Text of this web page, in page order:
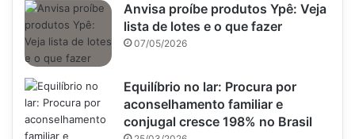
Anvisa proíbe produtos Ypê: Veja
lista de lotes e o que fazer
07/05/2026
Equilíbrio no lar: Procura por
aconselhamento familiar e
conjugal cresce 198% no Brasil